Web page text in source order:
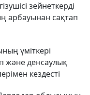
зейнеткерді
арбауынан сақтап
үміткері
және денсаулық
кездесті